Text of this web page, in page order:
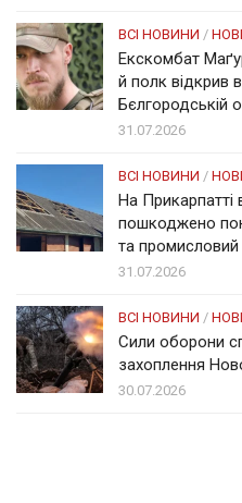
ВСІ НОВИНИ /
Екскомбат
й полк відкрив
Бєлгородській
31.07.2026
ВСІ НОВИНИ /
На Прикарпатті
пошкоджено
та
31.07.2026
ВСІ НОВИНИ /
Сили оборони
захоплення
30.07.2026